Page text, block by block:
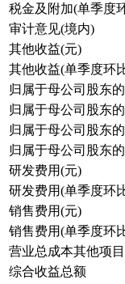
税金及附加(单季度
审计意见(境内)
其他收益(元)
其他收益(单季度环
归属于母公司股东
归属于母公司股东
归属于母公司股东
归属于母公司股东
研发费用(元)
研发费用(单季度环
销售费用(元)
销售费用(单季度环
营业总成本其他项目
综合收益总额